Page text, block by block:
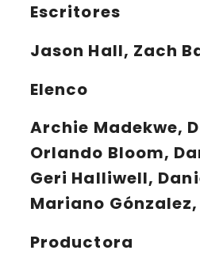
Escritores
Jason Hall, Zach
Elenco
Archie Madekwe,
Orlando Bloom,
Geri Halliwell,
Mariano
Productora